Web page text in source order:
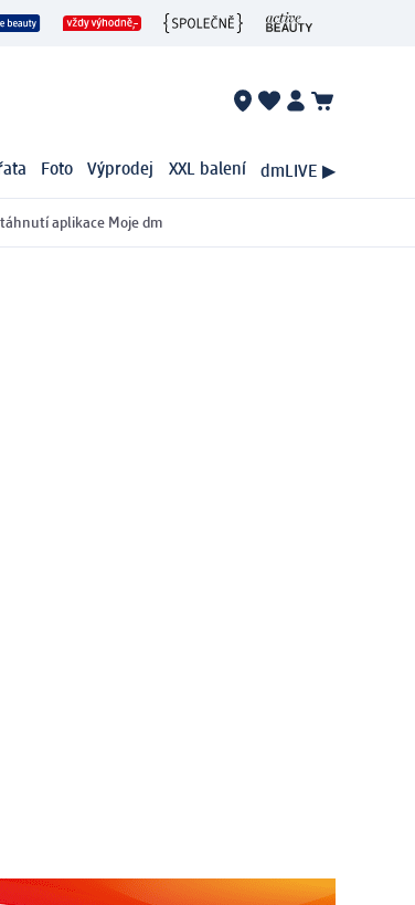
Foto Výprodej XXL balení dmLIVE ▶
aplikace Moje dm